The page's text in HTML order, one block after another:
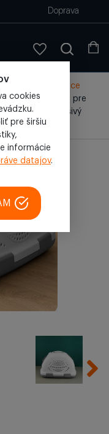
Doprava
Doplnky pre domáce
/
Prepravka pre
prepravný box sivý
cookies
pre širšiu
informácie
datajov.